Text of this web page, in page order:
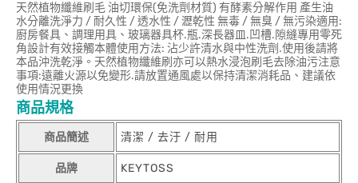
天然植物纖維刷毛 油切環保(免洗劑材質) 有酵素分解作用 產生油
水分離洗淨力 / 耐久性 / 透水性 / 瀝乾性 無毒 / 無臭 / 無污染適用:
廚房餐具、調理用具、玻璃器具杯.瓶.深長器皿.凹槽.隙縫專用零死
角設計有效接觸本體使用方法: 沾少許清水與中性洗劑.使用後請將
本品沖洗乾淨。天然植物纖維刷亦可以熱水浸泡刷毛去除油污注意
事項:遠離火源以免變形.請放置通風處以保持清潔消耗品、建議依
使用情況更換
商品規格
商品簡述 清潔 / 去汙 / 耐用
品牌 KEYTOSS